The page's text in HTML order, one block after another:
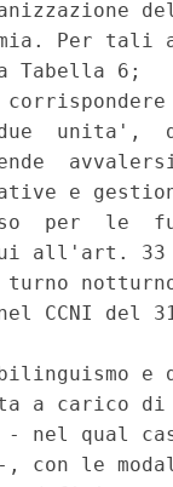
Per tali
Tabella 6;
unita',
e
per  le
all'art. 33
CCNI del
e
a carico di
- nel qual
con le